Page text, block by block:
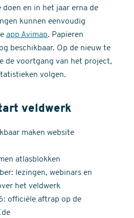
en in het jaar erna de
kunnen eenvoudig
app Avimap. Papieren
beschikbaar. Op de nieuw te
de voortgang van het project,
volgen.
veldwerk
maken website
atlasblokken
lezingen, webinars en
het veldwerk
officiële aftrap op de